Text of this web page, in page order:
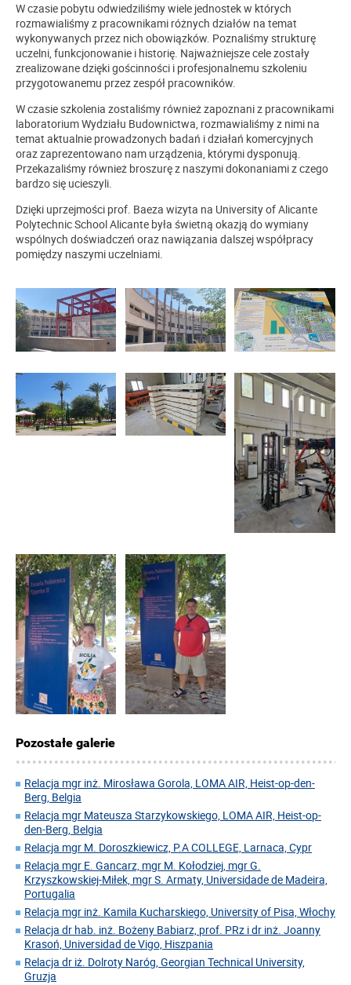
W czasie pobytu odwiedziliśmy wiele jednostek w których
rozmawialiśmy z pracownikami różnych działów na temat
wykonywanych przez nich obowiązków. Poznaliśmy strukturę
uczelni, funkcjonowanie i historię. Najważniejsze cele zostały
zrealizowane dzięki gościnności i profesjonalnemu szkoleniu
przygotowanemu przez zespół pracowników.
W czasie szkolenia zostaliśmy również zapoznani z pracownikami
laboratorium Wydziału Budownictwa, rozmawialiśmy z nimi na
temat aktualnie prowadzonych badań i działań komercyjnych
oraz zaprezentowano nam urządzenia, którymi dysponują.
Przekazaliśmy również broszurę z naszymi dokonaniami z czego
bardzo się ucieszyli.
Dzięki uprzejmości prof. Baeza wizyta na University of Alicante
Polytechnic School Alicante była świetną okazją do wymiany
wspólnych doświadczeń oraz nawiązania dalszej współpracy
pomiędzy naszymi uczelniami.
Pozostałe galerie
Relacja mgr inż. Mirosława Gorola, LOMA AIR, Heist-op-den-
Berg, Belgia
Relacja mgr Mateusza Starzykowskiego, LOMA AIR, Heist-op-
den-Berg, Belgia
Relacja mgr M. Doroszkiewicz, P.A COLLEGE, Larnaca, Cypr
Relacja mgr E. Gancarz, mgr M. Kołodziej, mgr G.
Krzyszkowskiej-Miłek, mgr S. Armaty, Universidade de Madeira,
Portugalia
Relacja mgr inż. Kamila Kucharskiego, University of Pisa, Włochy
Relacja dr hab. inż. Bożeny Babiarz, prof. PRz i dr inż. Joanny
Krasoń, Universidad de Vigo, Hiszpania
Relacja dr iż. Dolroty Naróg, Georgian Technical University,
Gruzja